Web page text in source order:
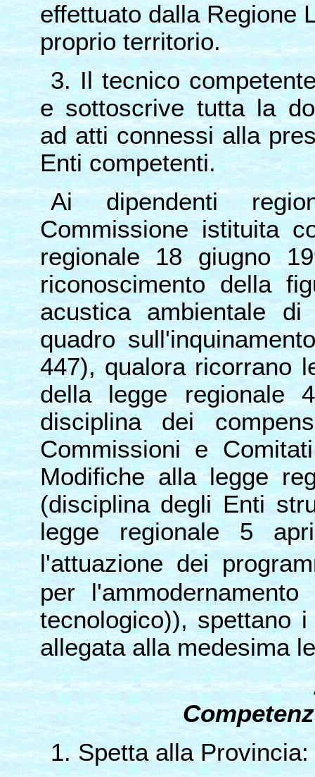
effettuato dalla Regione
proprio territorio.
3. Il tecnico
e sottoscrive tutta la
ad atti connessi alla
Enti competenti.
Ai dipendenti
Commissione istituita
regionale 18 giugno
riconoscimento della
acustica ambientale
quadro
447), qualora ricorrano
della legge regionale
disciplina dei
Commissioni e
Modifiche alla legge
(disciplina degli Enti
legge regionale 5
l'attuazione dei
per
tecnologico)), spettano
allegata alla medesima
1. Spetta alla Provincia: